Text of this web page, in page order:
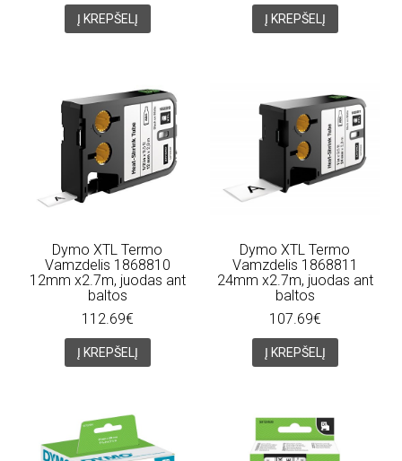
Į KREPŠELĮ Į KREPŠELĮ
Dymo XTL Termo
Vamzdelis 1868810
12mm x2.7m, juodas ant
baltos
112.69€
Į KREPŠELĮ
Dymo XTL Termo
Vamzdelis 1868811
24mm x2.7m, juodas ant
baltos
107.69€
Į KREPŠELĮ